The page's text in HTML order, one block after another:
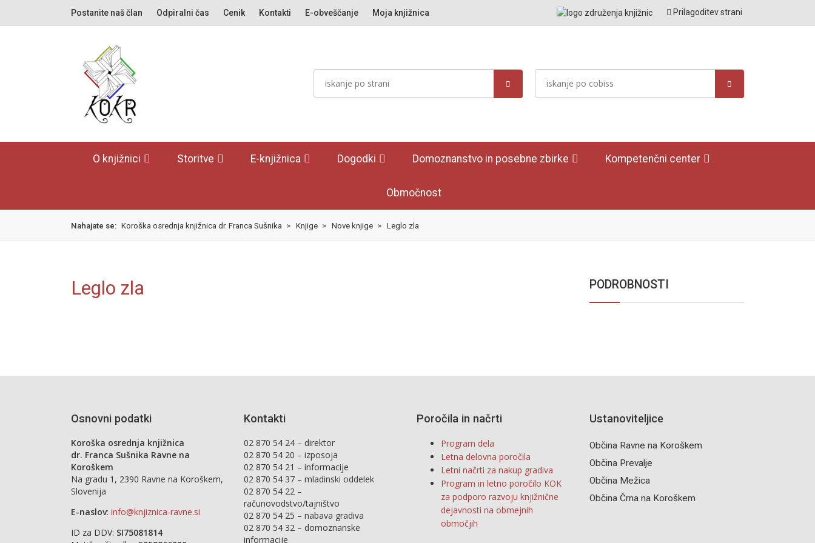
glavno
dostopnosti
Postanite naš član Odpiralni čas Cenik Kontakti E-obveščanje Moja knjižnica Prilagoditev strani
O knjižnici Storitve E-knjižnica Dogodki Domoznanstvo in posebne zbirke Kompetenčni center
Območnost
Nahajate se: Koroška osrednja knjižnica dr. Franca Sušnika > Knjige > Nove knjige > Leglo zla
Leglo zla PODROBNOSTI
Osnovni podatki
Koroška osrednja knjižnica
dr. Franca Sušnika Ravne na
Koroškem
Na gradu 1, 2390 Ravne na Koroškem,
Slovenija
E-naslov: info@knjiznica-ravne.si
ID za DDV: SI75081814
Kontakti
02 870 54 24 – direktor
02 870 54 20 – izposoja
02 870 54 21 – informacije
02 870 54 37 – mladinski oddelek
02 870 54 22 –
računovodstvo/tajništvo
02 870 54 25 – nabava gradiva
02 870 54 32 – domoznanske
informacije
Poročila in načrti
Program dela
Letna delovna poročila
Letni načrti za nakup gradiva
Program in letno poročilo KOK
za podporo razvoju knjižnične
dejavnosti na obmejnih
območjih
Ustanoviteljice
Občina Ravne na Koroškem
Občina Prevalje
Občina Mežica
Občina Črna na Koroškem